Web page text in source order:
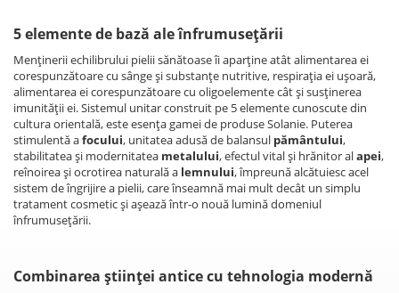
5 elemente de bază ale înfrumuseţării
Menţinerii echilibrului pielii sănătoase îi aparţine atât alimentarea ei
corespunzătoare cu sânge şi substanţe nutritive, respiraţia ei uşoară,
alimentarea ei corespunzătoare cu oligoelemente cât şi susţinerea
imunităţii ei. Sistemul unitar construit pe 5 elemente cunoscute din
cultura orientală, este esenţa gamei de produse Solanie. Puterea
stimulentă afocului, unitatea adusă de balansul pământului,
stabilitatea şi modernitatea metalului, efectul vital şi hrănitor alapei,
reînoirea şi ocrotirea naturală a lemnului, împreună alcătuiesc acel
sistem de îngrijire a pielii, care înseamnă mai mult decât un simplu
tratament cosmetic şi aşează într-o nouă lumină domeniul
înfrumuseţării.
Combinarea ştiinţei antice cu tehnologia modernă